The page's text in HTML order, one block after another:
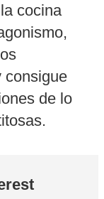
cocina
consigue
de lo